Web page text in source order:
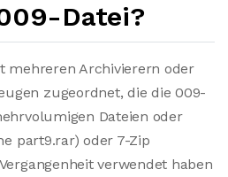
Datei?
mehreren Archivierern oder
zugeordnet, die die 009-
Dateien oder
part9.rar) oder 7-Zip
verwendet haben